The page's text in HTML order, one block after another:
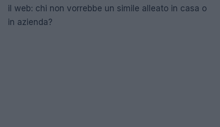
il web: chi non vorrebbe un simile alleato in casa o
in azienda?